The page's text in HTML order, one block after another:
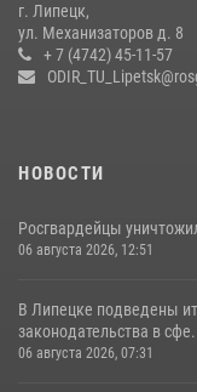
17 июля 2026, 12:26 5
г. Липецк,
ул. Механизаторов д. 8
+ 7 (4742) 45-11-57
НОВОСТИ
Росгвардейцы
06 августа 2026, 12:51
В Липецке подведены
законодательства в
06 августа 2026, 07:31